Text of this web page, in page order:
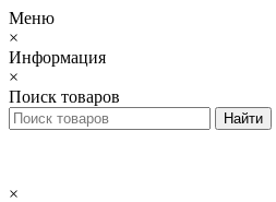
Меню
×
Информация
×
Поиск товаров
×